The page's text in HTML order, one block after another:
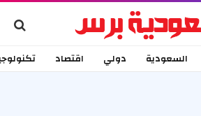
السعودية دولي اقتصاد